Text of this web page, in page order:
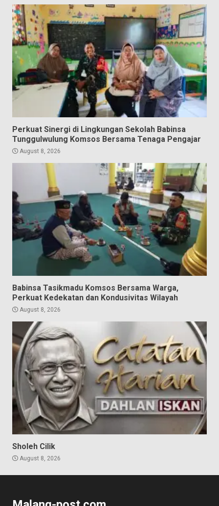
Perkuat Sinergi di Lingkungan Sekolah Babinsa
Tunggulwulung Komsos Bersama Tenaga Pengajar
August 8, 2026
Babinsa Tasikmadu Komsos Bersama Warga,
Perkuat Kedekatan dan Kondusivitas Wilayah
August 8, 2026
Sholeh Cilik
August 8, 2026